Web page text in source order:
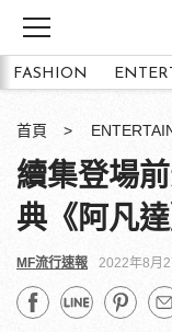
FASHION
首頁
續集登場
典《阿凡
MF流行速報 2022年8月